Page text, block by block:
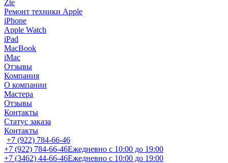
Zte
Ремонт техники Apple
iPhone
Apple Watch
iPad
MacBook
iMac
Отзывы
Компания
О компании
Мастера
Отзывы
Контакты
Статус заказа
Контакты
+7 (922) 784-66-46
+7 (922) 784-66-46Ежедневно с 10:00 до 19:00
+7 (3462) 44-66-46Ежедневно с 10:00 до 19:00